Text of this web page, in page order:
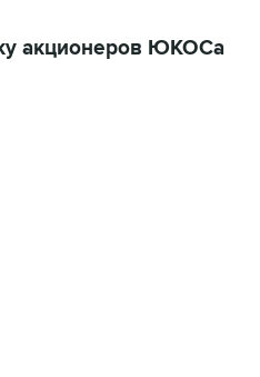
акционеров ЮКОСа